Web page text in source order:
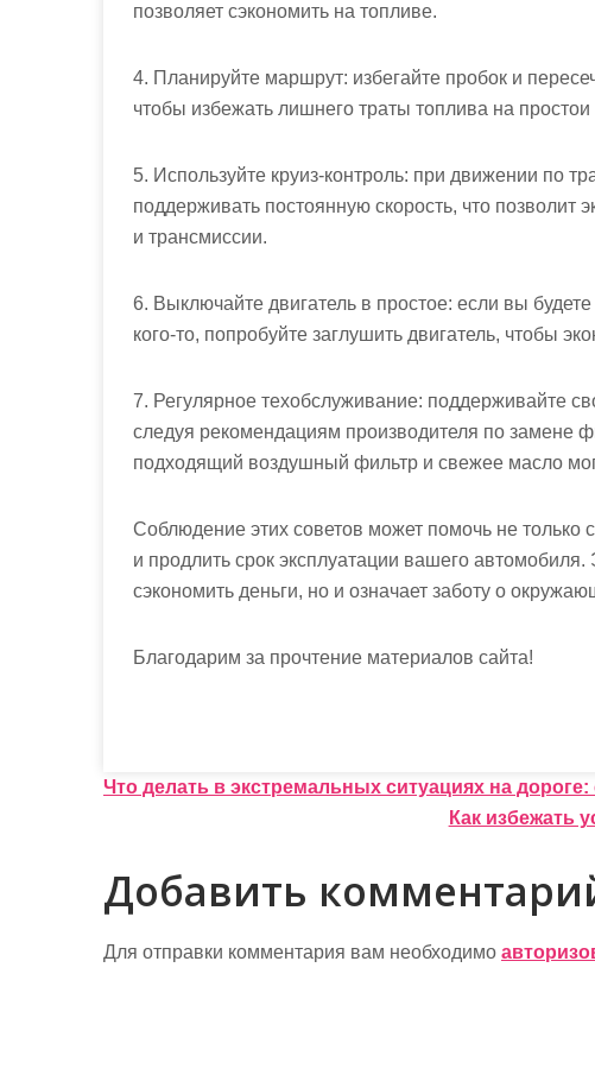
позволяет сэкономить на топливе.
4. Планируйте маршрут: избегайте пробок и
чтобы избежать лишнего траты топлива на
5. Используйте круиз-контроль: при движении по
поддерживать постоянную скорость, что позволит
и трансмиссии.
6. Выключайте двигатель в простое: если вы
кого-то, попробуйте заглушить двигатель, чтобы
7. Регулярное техобслуживание: поддерживайте
следуя рекомендациям производителя по замене
подходящий воздушный фильтр и свежее масло
Соблюдение этих советов может помочь не только
и продлить срок эксплуатации вашего
сэкономить деньги, но и означает заботу о
Благодарим за прочтение материалов сайта!
Н
в
и
г
Что делать в экстремальных ситуациях на
Как избежать
Добавить
Для отправки комментария вам необходимо